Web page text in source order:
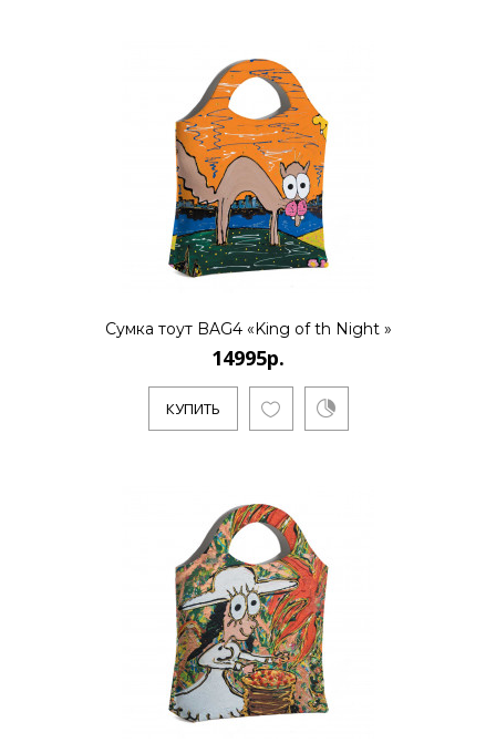
Сумка тоут BAG4 «King of th Night »
14995р.
КУПИТЬ